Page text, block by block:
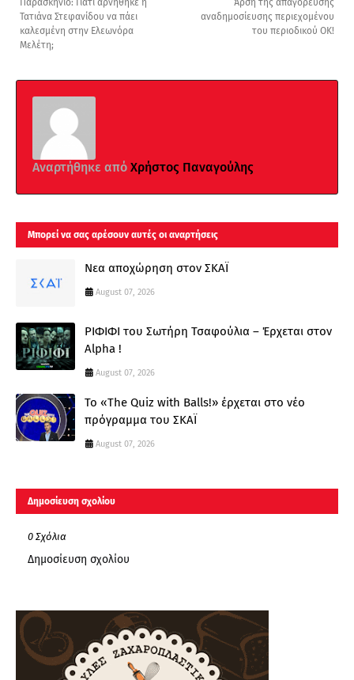
Άρση της απαγόρευσης
αναδημοσίευσης περιεχομένου
του περιοδικού ΟΚ!
Παρασκήνιο: Γιατί αρνήθηκε η
Τατιάνα Στεφανίδου να πάει
καλεσμένη στην Ελεωνόρα
Μελέτη;
Αναρτήθηκε από Χρήστος Παναγούλης
Μπορεί να σας αρέσουν αυτές οι αναρτήσεις
Νεα αποχώρηση στον ΣΚΑΪ
August 07, 2026
ΡΙΦΙΦΙ του Σωτήρη Τσαφούλια – Έρχεται στον
Alpha !
August 07, 2026
Το «The Quiz with Balls!» έρχεται στο νέο
πρόγραμμα του ΣΚΑΪ
August 07, 2026
Δημοσίευση σχολίου
0 Σχόλια
Δημοσίευση σχολίου